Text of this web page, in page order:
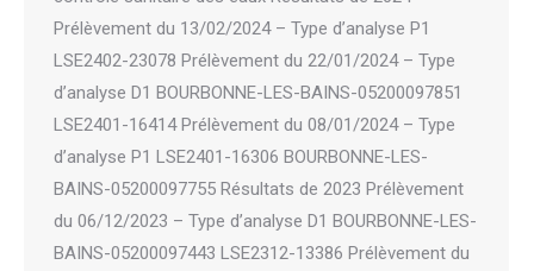
Prélèvement du 13/02/2024 – Type d’analyse P1
LSE2402-23078 Prélèvement du 22/01/2024 – Type
d’analyse D1 BOURBONNE-LES-BAINS-05200097851
LSE2401-16414 Prélèvement du 08/01/2024 – Type
d’analyse P1 LSE2401-16306 BOURBONNE-LES-
BAINS-05200097755 Résultats de 2023 Prélèvement
du 06/12/2023 – Type d’analyse D1 BOURBONNE-LES-
BAINS-05200097443 LSE2312-13386 Prélèvement du